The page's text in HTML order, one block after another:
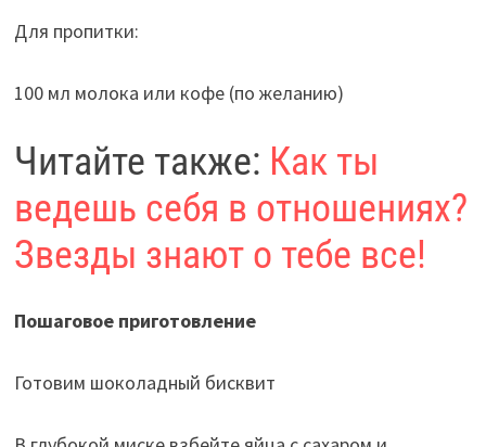
Для пропитки:
100 мл молока или кофе (по желанию)
Читайте также: Как ты
ведешь себя в отношениях?
Звезды знают о тебе все!
Пошаговое приготовление
Готовим шоколадный бисквит